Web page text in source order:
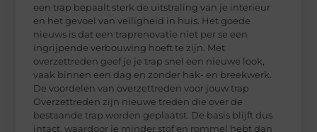
een trap bepaalt sterk de uitstraling van je interieur
en het gevoel van veiligheid in huis. Het goede
nieuws is dat een traprenovatie niet per se een
ingrijpende verbouwing hoeft te zijn. Met
overzettreden geef je je trap snel een nieuwe look,
vaak binnen een dag en zonder hak- en breekwerk.
De voordelen van overzettreden voor jouw trap
Overzettreden zijn nieuwe treden die over de
bestaande trap worden geplaatst. De basis blijft dus
intact, waardoor je minder stof en rommel hebt dan